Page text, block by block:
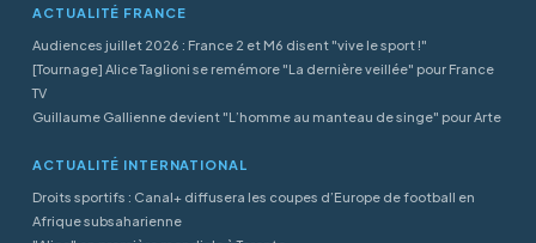
ACTUALITÉ FRANCE
Audiences juillet 2026 : France 2 et M6 disent "vive le sport !"
[Tournage] Alice Taglioni se remémore "La dernière veillée" pour France
TV
Guillaume Gallienne devient "L’homme au manteau de singe" pour Arte
ACTUALITÉ INTERNATIONAL
Droits sportifs : Canal+ diffusera les coupes d’Europe de football en
Afrique subsaharienne